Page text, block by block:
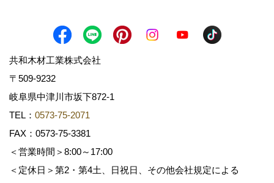
共和木材工業株式会社
〒509-9232
岐阜県中津川市坂下872‐1
TEL： 0573-75-2071
FAX：0573-75-3381
＜営業時間＞8:00～17:00
＜定休日＞第2・第4土、日祝日、その他会社規定による